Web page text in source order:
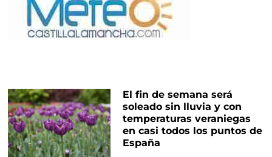
El fin de semana será
soleado sin lluvia y con
temperaturas veraniegas
en casi todos los puntos de
España